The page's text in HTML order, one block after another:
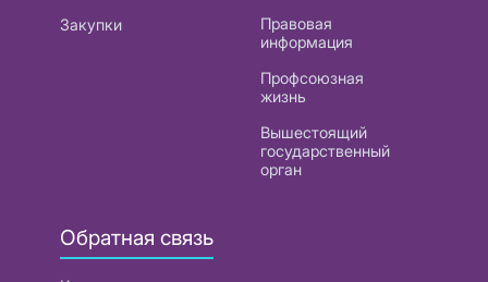
Закупки
Правовая
информация
Профсоюзная
жизнь
Вышестоящий
государственный
орган
Обратная связь